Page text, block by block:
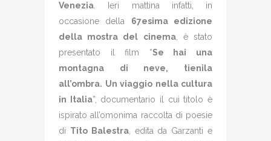
Venezia . Ieri mattina infatti, in
occasione della 67esima edizione
della mostra del cinema, è stato
presentato il film “Se hai una
montagna di neve, tienila
all’ombra. Un viaggio nella cultura
in Italia”, documentario il cui titolo è
ispirato all’omonima raccolta di poesie
di Tito Balestra, edita da Garzanti e